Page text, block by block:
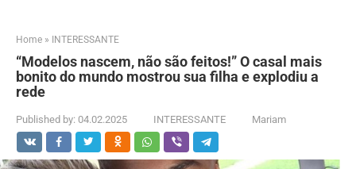
Home » INTERESSANTE
“Modelos nascem, não são feitos!” O casal mais
bonito do mundo mostrou sua filha e explodiu a
rede
Published by: 04.02.2025 INTERESSANTE Mariam